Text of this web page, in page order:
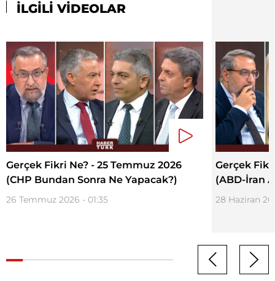
İLGİLİ VİDEOLAR
Gerçek Fikri Ne? - 25 Temmuz 2026
(CHP Bundan Sonra Ne Yapacak?)
26 Temmuz 2026 - 01:35
Gerçek
(ABD-İran
28 Haziran